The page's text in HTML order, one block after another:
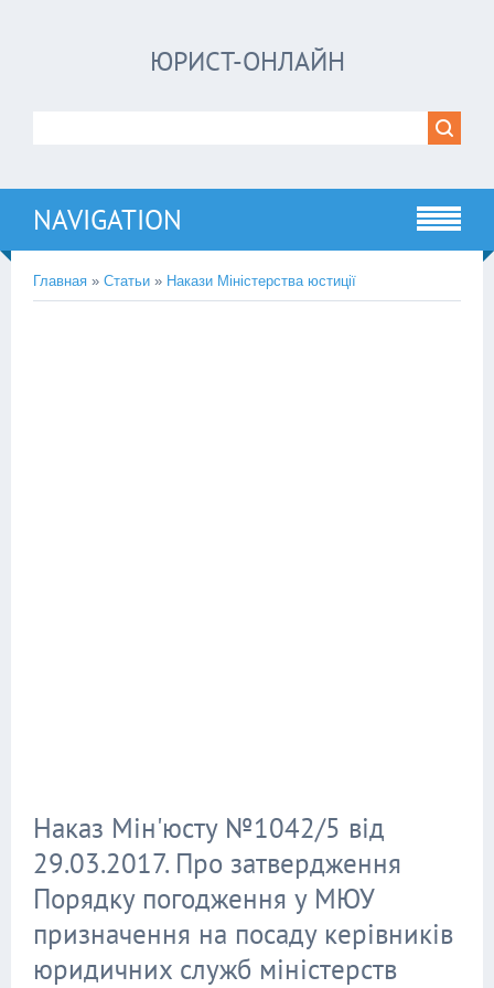
ЮРИСТ-ОНЛАЙН
NAVIGATION
Главная » Статьи » Накази Міністерства юстиції
Наказ Мін'юсту №1042/5 від
29.03.2017. Про затвердження
Порядку погодження у МЮУ
призначення на посаду керівників
юридичних служб міністерств